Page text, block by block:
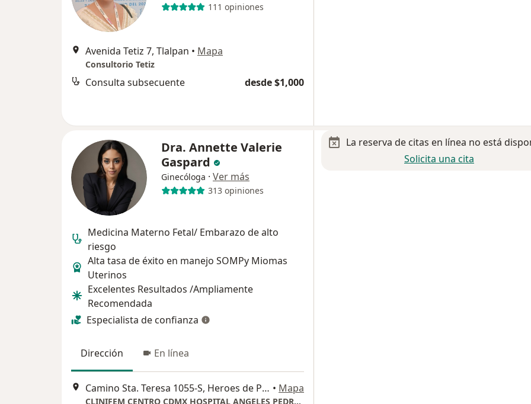
111 opiniones
Avenida Tetiz 7, Tlalpan • Mapa
Consultorio Tetiz
Consulta subsecuente desde $1,000
Dra. Annette Valerie
Gaspard
Ginecóloga · Ver más
313 opiniones
Medicina Materno Fetal/ Embarazo de alto
riesgo
Alta tasa de éxito en manejo SOMPy Miomas
Uterinos
Excelentes Resultados /Ampliamente
Recomendada
Especialista de confianza
Dirección En línea
Camino Sta. Teresa 1055-S, Heroes de Padierna, Héroes de Padierna, La Magdalena Contreras, Ciudad de México • Mapa
CLINIFEM CENTRO CDMX HOSPITAL ANGELES PEDREGAL
La reserva de citas en línea no está
Solicita una cita